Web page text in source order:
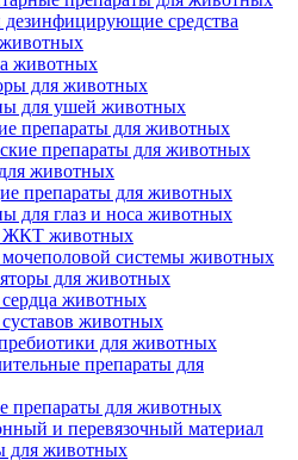
средства
животных
для животных
для ушей животных
препараты для животных
препараты для животных
животных
препараты для животных
для глаз и носа животных
ЖКТ животных
системы животных
для животных
животных
животных
для животных
препараты для
препараты для животных
и перевязочный материал
для животных